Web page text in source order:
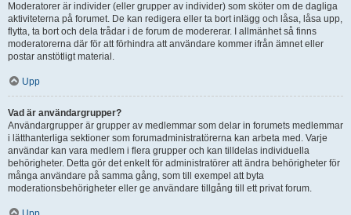
Moderatorer är individer (eller grupper av individer) som sköter om de dagliga
aktiviteterna på forumet. De kan redigera eller ta bort inlägg och låsa, låsa upp,
flytta, ta bort och dela trådar i de forum de modererar. I allmänhet så finns
moderatorerna där för att förhindra att användare kommer ifrån ämnet eller
postar anstötligt material.
Upp
Vad är användargrupper?
Användargrupper är grupper av medlemmar som delar in forumets medlemmar
i lätthanterliga sektioner som forumadministratörerna kan arbeta med. Varje
användar kan vara medlem i flera grupper och kan tilldelas individuella
behörigheter. Detta gör det enkelt för administratörer att ändra behörigheter för
många användare på samma gång, som till exempel att byta
moderationsbehörigheter eller ge användare tillgång till ett privat forum.